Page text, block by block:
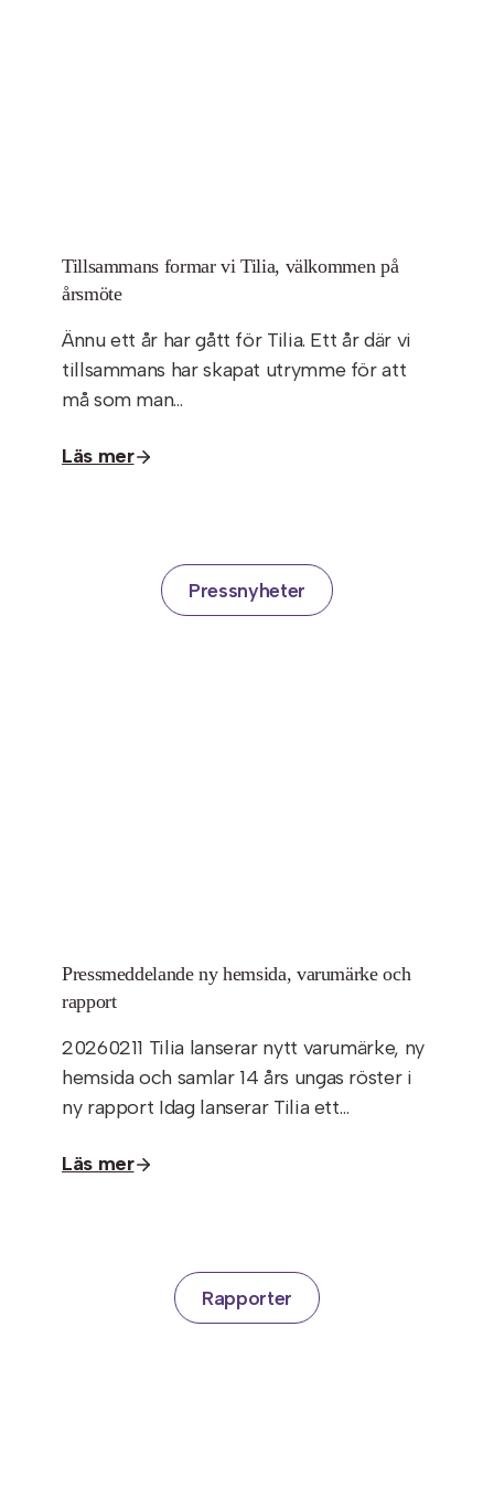
Tillsammans formar vi Tilia, välkommen på
årsmöte
Ännu ett år har gått för Tilia. Ett år där vi
tillsammans har skapat utrymme för att
må som man…
Läs mer
Pressnyheter
Pressmeddelande ny hemsida, varumärke och
rapport
20260211 Tilia lanserar nytt varumärke, ny
hemsida och samlar 14 års ungas röster i
ny rapport Idag lanserar Tilia ett…
Läs mer
Rapporter